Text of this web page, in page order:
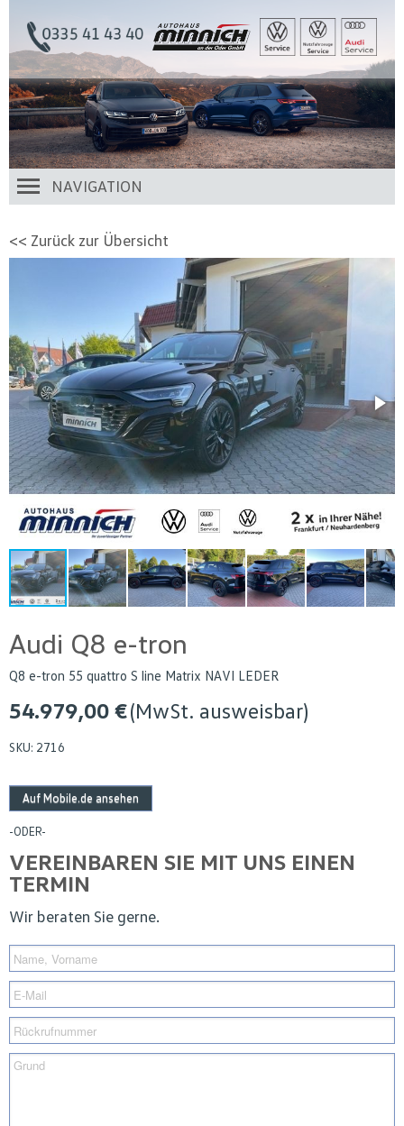
NAVIGATION
<< Zurück zur Übersicht
Audi Q8 e-tron
Q8 e-tron 55 quattro S line Matrix NAVI LEDER
54.979,00 €(MwSt. ausweisbar)
SKU: 2716
Auf Mobile.de ansehen
-ODER-
VEREINBAREN SIE MIT UNS EINEN
TERMIN
Wir beraten Sie gerne.